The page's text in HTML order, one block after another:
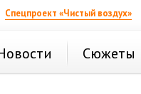
Спецпроект «Чистый воздух»
Сюжеты